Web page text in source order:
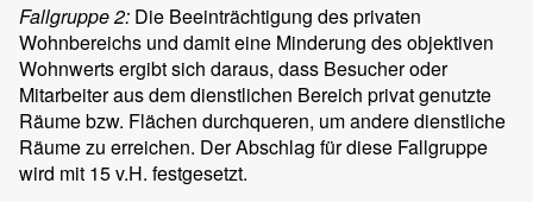
Fallgruppe 2: Die Beeinträchtigung des privaten
Wohnbereichs und damit eine Minderung des objektiven
Wohnwerts ergibt sich daraus, dass Besucher oder
Mitarbeiter aus dem dienstlichen Bereich privat genutzte
Räume bzw. Flächen durchqueren, um andere dienstliche
Räume zu erreichen. Der Abschlag für diese Fallgruppe
wird mit 15 v.H. festgesetzt.